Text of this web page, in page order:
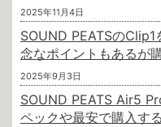
2025年11月4日
SOUND PEATSの
念なポイントもあるが
2025年9月3日
SOUND PEATS Air5
ペックや最安で購入す